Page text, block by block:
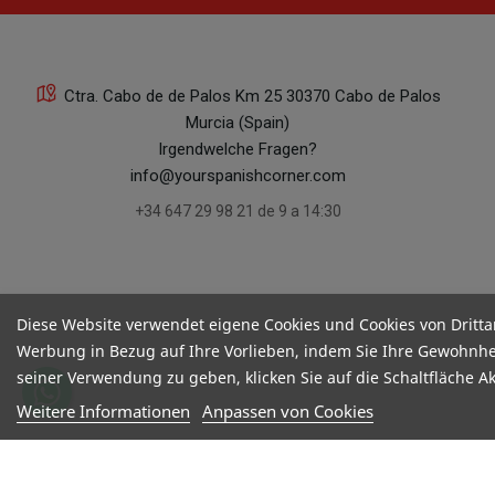
Ctra. Cabo de de Palos Km 25 30370 Cabo de Palos
Murcia (Spain)
Irgendwelche Fragen?
info@yourspanishcorner.com
+34 647 29 98 21 de 9 a 14:30
Diese Website verwendet eigene Cookies und Cookies von
Werbung in Bezug auf Ihre Vorlieben, indem Sie Ihre
seiner Verwendung zu geben, klicken Sie auf die Schaltfläche
Weitere Informationen Anpassen von Cookies